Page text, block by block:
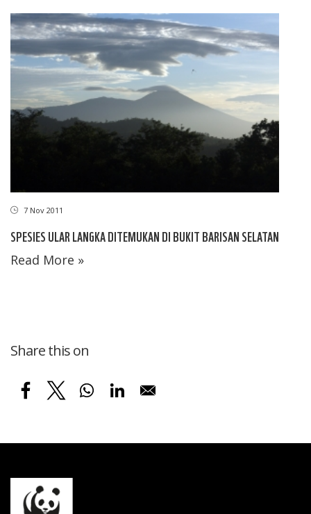
7 Nov 2011
SPESIES ULAR LANGKA DITEMUKAN DI BUKIT BARISAN SELATAN
Read More »
Share this on